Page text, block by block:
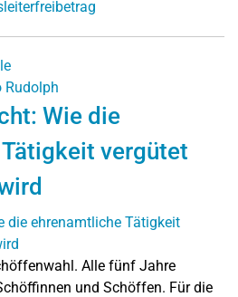
Rudolph
Wie die
vergütet
Alle fünf Jahre
und Schöffen. Für die